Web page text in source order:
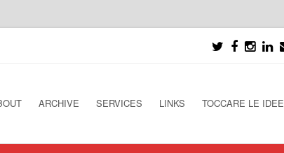
ARCHIVE SERVICES LINKS TOCCARE LE IDEE